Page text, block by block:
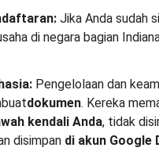
Jika Anda sudah
di negara bagian
Pengelolaan dan
dokumen. Kereka
kendali Anda, tidak
disimpan di akun Google